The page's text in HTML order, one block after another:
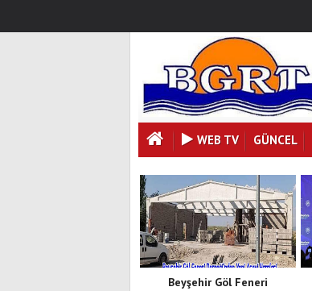
WEB TV GÜNCEL
Beyşehir Göl Feneri